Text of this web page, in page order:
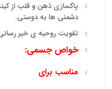
پاکسازی ذهن و قلب از
دشمنی ها به دوستی.
تقویت روحیه ی خیر
خواص جسمی:
مناسب برای